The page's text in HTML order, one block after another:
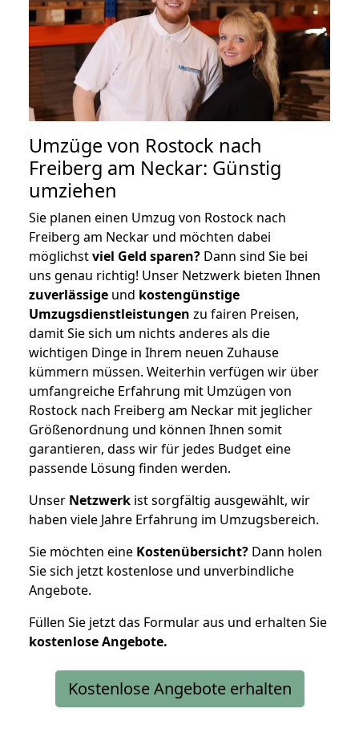
Umzüge von Rostock nach
Freiberg am Neckar: Günstig
umziehen
Sie planen einen Umzug von Rostock nach
Freiberg am Neckar und möchten dabei
möglichstviel Geld sparen? Dann sind Sie bei
uns genau richtig! Unser Netzwerk bieten Ihnen
zuverlässige und kostengünstige
Umzugsdienstleistungen zu fairen Preisen,
damit Sie sich um nichts anderes als die
wichtigen Dinge in Ihrem neuen Zuhause
kümmern müssen. Weiterhin verfügen wir über
umfangreiche Erfahrung mit Umzügen von
Rostock nach Freiberg am Neckar mit jeglicher
Größenordnung und können Ihnen somit
garantieren, dass wir für jedes Budget eine
passende Lösung finden werden.
Unser Netzwerk ist sorgfältig ausgewählt, wir
haben viele Jahre Erfahrung im Umzugsbereich.
Sie möchten eine Kostenübersicht? Dann holen
Sie sich jetzt kostenlose und unverbindliche
Angebote.
Füllen Sie jetzt das Formular aus und erhalten Sie
kostenloseAngebote.
Kostenlose Angebote erhalten